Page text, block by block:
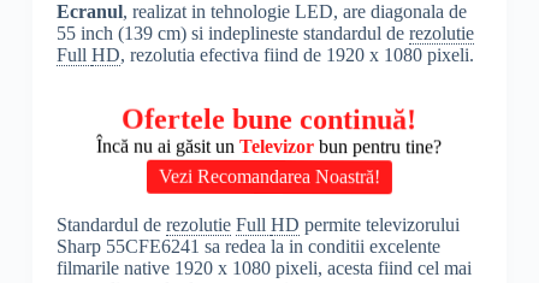
Ecranul, realizat in tehnologie LED, are diagonala de
55 inch (139 cm) si indeplineste standardul de rezolutie
Full HD, rezolutia efectiva fiind de 1920 x 1080 pixeli.
Ofertele bune continuă!
Încă nu ai găsit unTelevizorbun pentru tine?
Vezi Recomandarea Noastră!
Standardul de rezolutie Full HD permite televizorului
Sharp 55CFE6241 sa redea la in conditii excelente
filmarile native 1920 x 1080 pixeli, acesta fiind cel mai